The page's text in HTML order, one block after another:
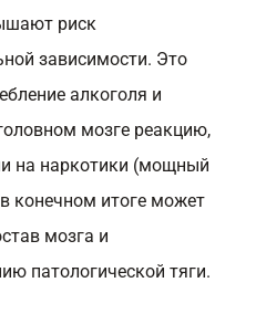
риск
зависимости. Это
алкоголя и
мозге реакцию,
на наркотики (мощный
конечном итоге может
мозга и
патологической тяги.